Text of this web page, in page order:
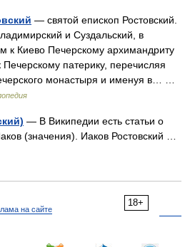
— святой епископ Ростовский.
и Суздальский, в
к Киево Печерскому архимандриту
патерику, перечисляя
монастыря и именуя в… …
— В Википедии есть статьи о
(значения). Иаков Ростовский …
18+
на сайте